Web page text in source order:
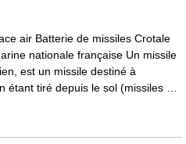
air Batterie de missiles Crotale
nationale française Un missile
est un missile destiné à
étant tiré depuis le sol (missiles …